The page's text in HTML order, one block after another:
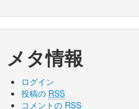
メタ情報
ログイン
投稿の RSS
コメントの RSS